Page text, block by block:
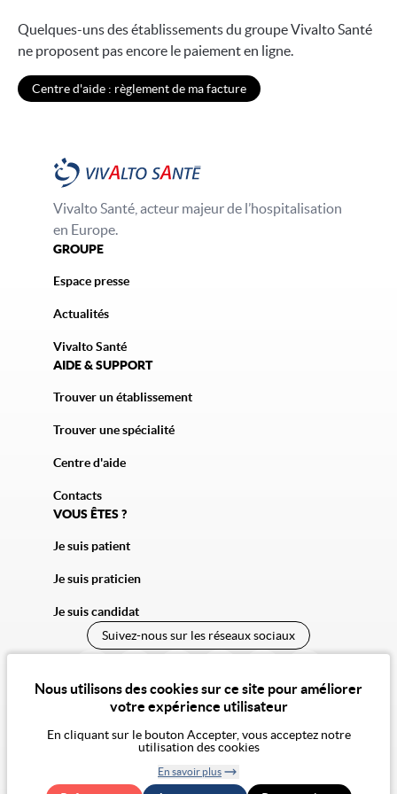
Nous utilisons des cookies sur ce site pour améliorer
votre expérience utilisateur
En cliquant sur le bouton Accepter, vous acceptez notre
utilisation des cookies
En savoir plus
Retirer le
Quelques-uns des établissements du groupe Vivalto Santé
ne proposent pas encore le paiement en ligne.
Centre d'aide : règlement de ma facture
Vivalto Santé, acteur majeur de l’hospitalisation
en Europe.
GROUPE
Espace presse
Actualités
Vivalto Santé
AIDE & SUPPORT
Trouver un établissement
Trouver une spécialité
Centre d'aide
Contacts
VOUS ÊTES ?
Je suis patient
Je suis praticien
Je suis candidat
Suivez-nous sur les réseaux sociaux
Mentions légalesCGA